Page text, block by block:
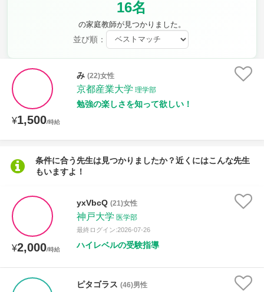
16名
の家庭教師が見つかりました。
並び順：
¥1,500/時給
み (22)女性
京都産業大学 理学部
勉強の楽しさを知って欲しい！
条件に合う先生は見つかりましたか？近くにはこんな先生
もいますよ！
¥2,000/時給
yxVbcQ (21)女性
神戸大学 医学部
最終ログイン:2026-07-26
ハイレベルの受験指導
ピタゴラス (46)男性
時給：¥1,000 ～ ¥10,000
授業可能日
月曜日 火曜日 水曜日 木曜日
土曜日
所属大学
年齢：18-101歳